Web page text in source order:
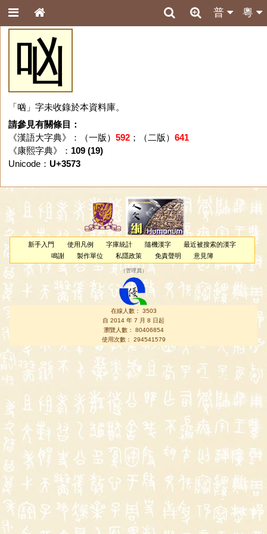
粵
普
㕳
「㕳」字未收錄於本資料庫。
請參見有關條目：
《漢語大字典》：（一版） 592；（二版） 641
《康熙字典》： 109 (19)
Unicode： U+3573
新手入門 使用凡例 字庫統計 隨機漢字
最近被搜索的漢字
鳴謝
製作單位 私隱政策 免責聲明 意見簿
（管理員 ）
在線人數： 3503
自 2014 年 7 月 8 日起
瀏覽人數： 80406854
使用次數： 294541579